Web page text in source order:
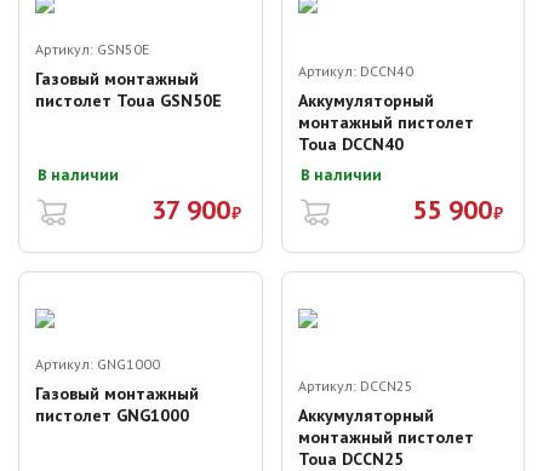
Артикул: GSN50E
Газовый монтажный
пистолет Toua GSN50E
В наличии
37 900₽
Артикул: DCCN40
Аккумуляторный
монтажный пистолет
Toua DCCN40
В наличии
55 900₽
Артикул: GNG1000
Газовый монтажный
пистолет GNG1000
Артикул: DCCN25
Аккумуляторный
монтажный пистолет
Toua DCCN25